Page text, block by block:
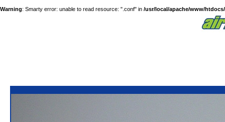
Warning: Smarty error: unable to read resource: ".conf" in /usr/local/apache/www/